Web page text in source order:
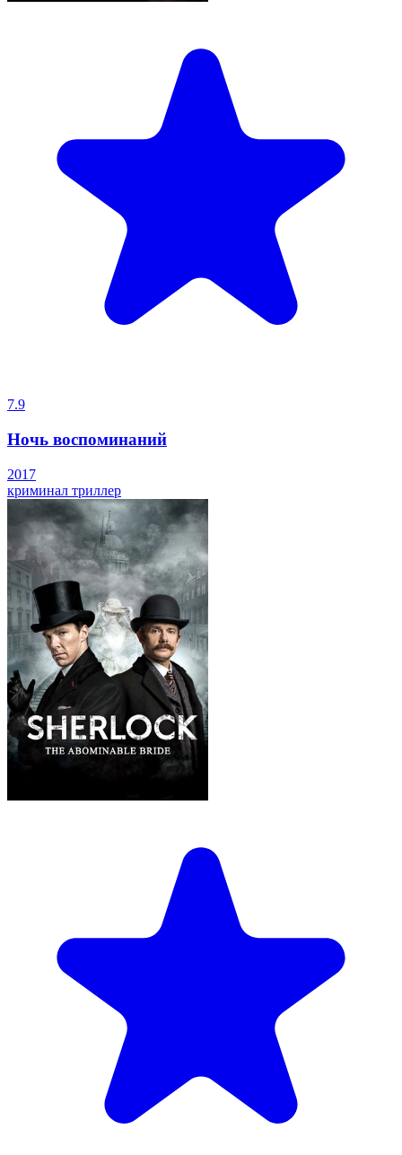
7.9
Ночь воспоминаний
2017
криминал триллер